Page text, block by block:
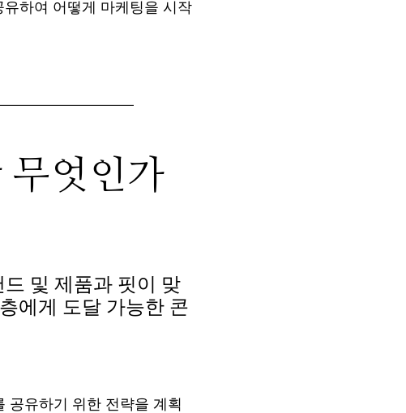
유하여 어떻게 마케팅을 시작
무엇인가
및 제품과 핏이 맞
에게 도달 가능한 콘
공유하기 위한 전략을 계획